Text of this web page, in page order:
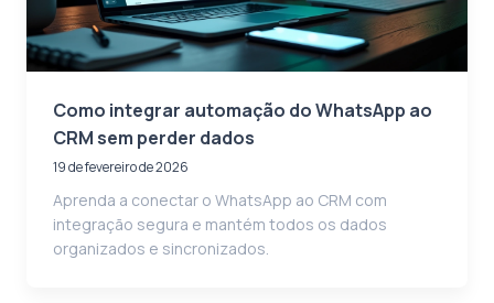
Como integrar automação do WhatsApp ao
CRM sem perder dados
19 de fevereiro de 2026
Aprenda a conectar o WhatsApp ao CRM com
integração segura e mantém todos os dados
organizados e sincronizados.